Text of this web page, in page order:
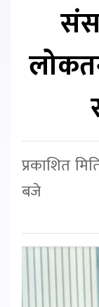
प्रकाशित
बजे